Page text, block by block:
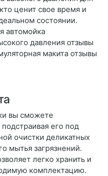
ценит свое время и
состоянии.
автомойка
давления отзывы
макита отзывы
вы сможете
его под
очистки деликатных
мытья загрязнений.
легко хранить и
комплектацию.